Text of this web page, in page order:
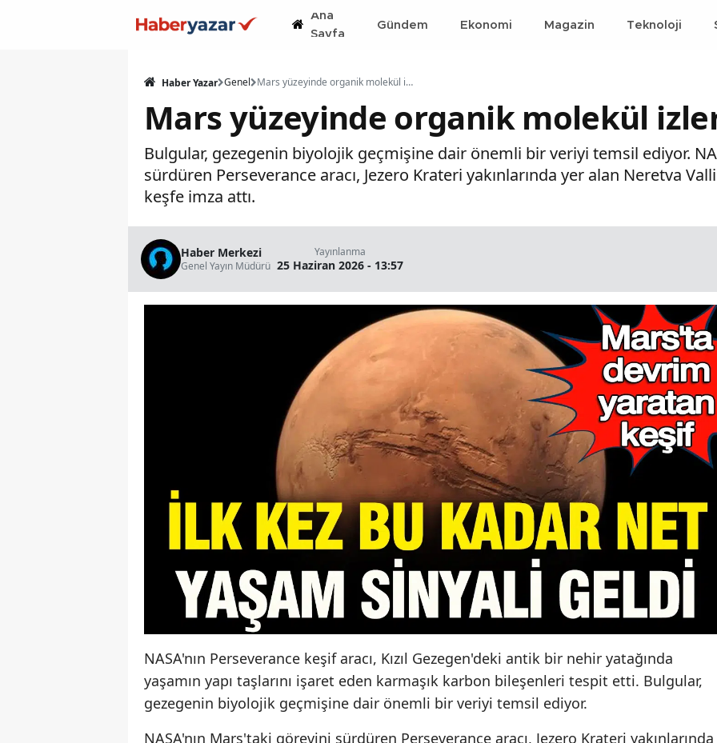
Ana
Sayfa
Gündem Ekonomi Magazin Teknoloji
Haber Yazar Genel Mars yüzeyinde organik molekül izlerine rastlandı
Mars yüzeyinde organik molekül
Bulgular, gezegenin biyolojik geçmişine dair önemli bir veriyi temsil ediyor.
sürdüren Perseverance aracı, Jezero Krateri yakınlarında yer alan Neretva
keşfe imza attı.
Haber Merkezi
Genel Yayın Müdürü
Yayınlanma
25 Haziran 2026 - 13:57
NASA'nın Perseverance keşif aracı, Kızıl Gezegen'deki antik bir nehir yatağında
yaşamın yapı taşlarını işaret eden karmaşık karbon bileşenleri tespit etti. Bulgular,
gezegenin biyolojik geçmişine dair önemli bir veriyi temsil ediyor.
NASA'nın Mars'taki görevini sürdüren Perseverance aracı, Jezero Krateri yakınlarında